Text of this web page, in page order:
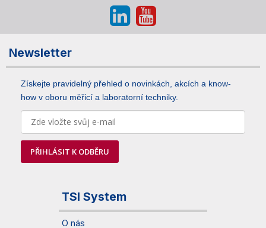
Newsletter
Získejte pravidelný přehled o novinkách, akcích a know-
how v oboru měřicí a laboratorní techniky.
PŘIHLÁSIT K ODBĚRU
TSI System
O nás